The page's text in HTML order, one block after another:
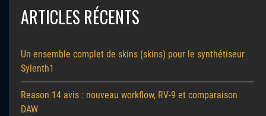
ARTICLES RÉCENTS
Un ensemble complet de skins (skins) pour le synthétiseur
Sylenth1
Reason 14 avis : nouveau workflow, RV-9 et comparaison
DAW